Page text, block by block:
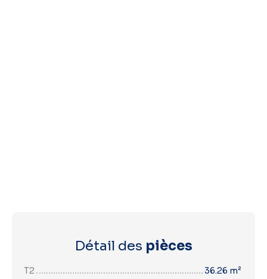
Détail des pièces
T2
36.26 m²